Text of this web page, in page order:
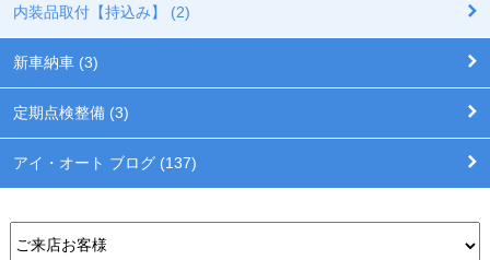
内装品取付【持込み】 (2)
新車納車 (3)
定期点検整備 (3)
アイ・オート ブログ (137)